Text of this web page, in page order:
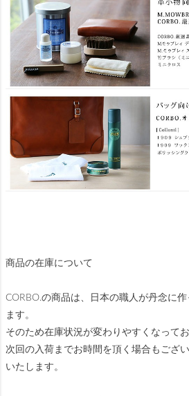
商品の在庫について
CORBO.の商品は、日本の職人が丹念に
ます。
そのため在庫状況が変わりやすくなってお
次回の入荷までお時間を頂く場合もござ
いたします。